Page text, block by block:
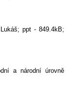
ppt - 849.4kB;
a národní úrovně